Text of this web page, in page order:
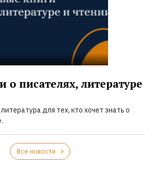
о писателях, литературе
для тех, кто хочет знать о
Все новости